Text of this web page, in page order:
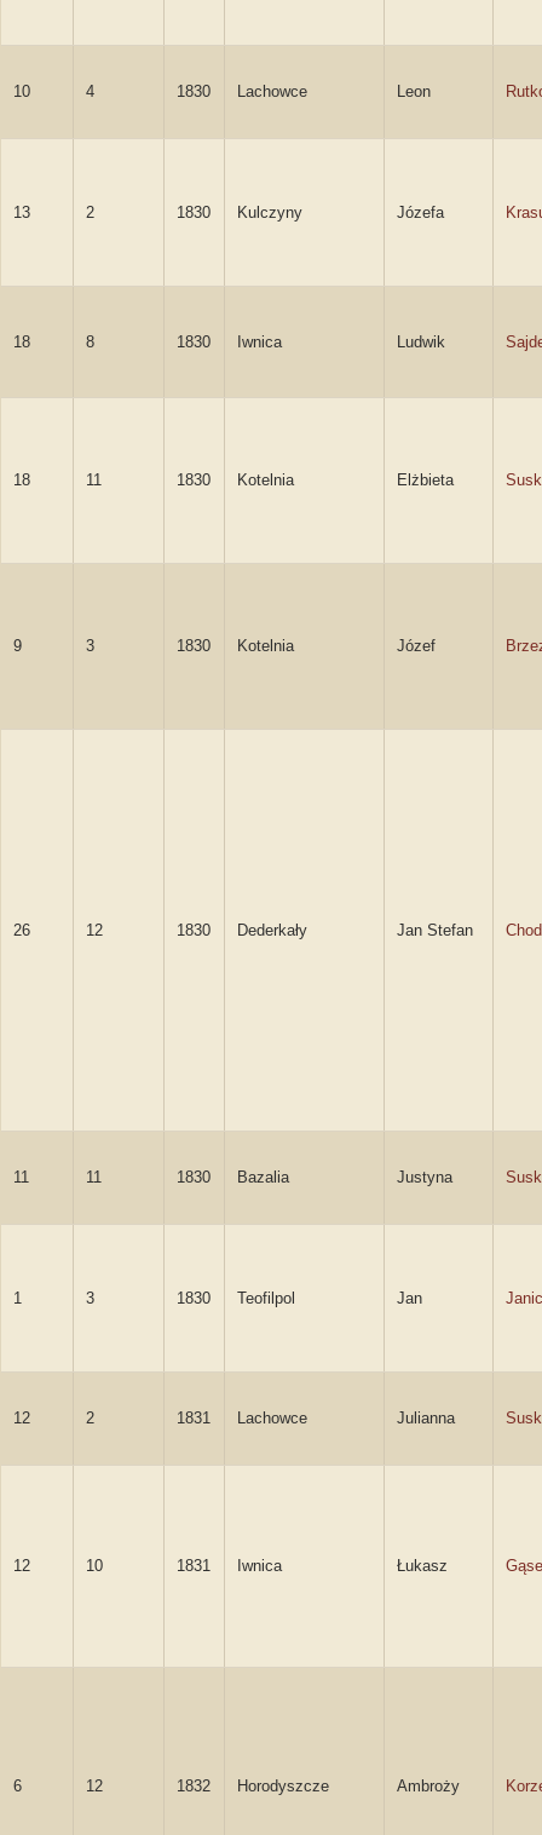
10 4 1830 Lachowce Leon
13 2 1830 Kulczyny Józefa
18 8 1830 Iwnica Ludwik
18 11 1830 Kotelnia Elżbieta
9 3 1830 Kotelnia Józef
26 12 1830 Dederkały Jan Stefan
11 11 1830 Bazalia Justyna
1 3 1830 Teofilpol Jan
12 2 1831 Lachowce Julianna
12 10 1831 Iwnica Łukasz
6 12 1832 Horodyszcze Ambroży